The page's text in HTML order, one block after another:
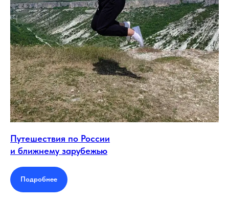
Путешествия по России
и ближнему зарубежью
Подробнее